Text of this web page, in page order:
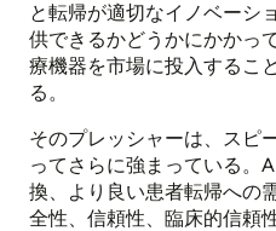
と転帰が適切なイノベーシ
供できるかどうかにかかっ
療機器を市場に投入するこ
る。
そのプレッシャーは、スピ
ってさらに強まっている。
換、より良い患者転帰への
全性、信頼性、臨床的信頼